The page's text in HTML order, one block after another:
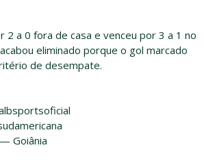
2 a 0 fora de casa e venceu por 3 a 1 no
eliminado porque o gol marcado
de desempate.
Goiânia